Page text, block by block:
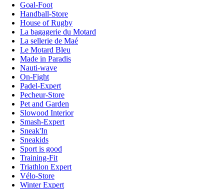
Goal-Foot
Handball-Store
House of Rugby
La bagagerie du Motard
La sellerie de Maé
Le Motard Bleu
Made in Paradis
Nauti-wave
On-Fight
Padel-Expert
Pecheur-Store
Pet and Garden
Slowood Interior
Smash-Expert
Sneak'In
Sneakids
Sport is good
Training-Fit
Triathlon Expert
Vélo-Store
Winter Expert